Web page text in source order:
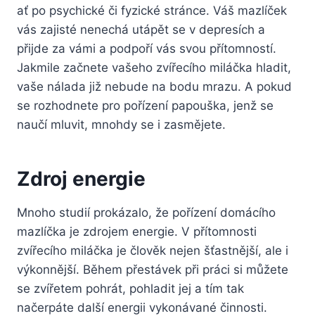
ať po psychické či fyzické stránce. Váš mazlíček
vás zajisté nenechá utápět se v depresích a
přijde za vámi a podpoří vás svou přítomností.
Jakmile začnete vašeho zvířecího miláčka hladit,
vaše nálada již nebude na bodu mrazu. A pokud
se rozhodnete pro pořízení papouška, jenž se
naučí mluvit, mnohdy se i zasmějete.
Zdroj energie
Mnoho studií prokázalo, že pořízení domácího
mazlíčka je zdrojem energie. V přítomnosti
zvířecího miláčka je člověk nejen šťastnější, ale i
výkonnější. Během přestávek při práci si můžete
se zvířetem pohrát, pohladit jej a tím tak
načerpáte další energii vykonávané činnosti.